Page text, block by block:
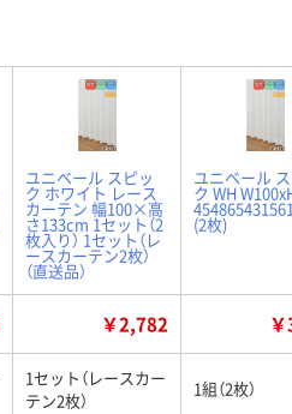
ユニベール スピッ
ク ホワイト レース
カーテン 幅100×高
さ133cm 1セット（2
枚入り） 1セット（レ
ースカーテン2枚）
（直送品）
ユニベール
ク WH
(2枚)
￥2,782
1セット（レースカー
テン2枚）
1組（2枚）